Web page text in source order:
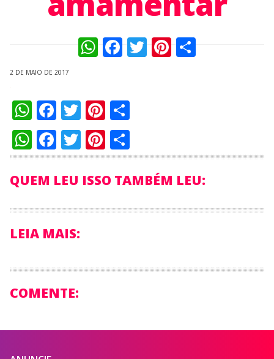
WhatsApp
Facebook
TwitterPinterest
2 DE MAIO DE 2017
WhatsApp
Facebook
Twitter
Pinterest
Compartilhar
WhatsApp
Facebook
Twitter
Pinterest
Compartilhar
QUEM LEU ISSO TAMBÉM LEU:
LEIA MAIS:
COMENTE: